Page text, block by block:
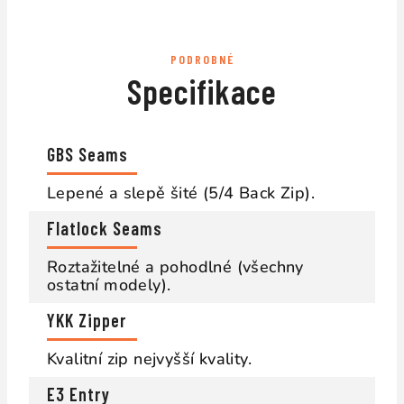
PODROBNÉ
Specifikace
GBS Seams
Lepené a slepě šité (5/4 Back Zip).
Flatlock Seams
Roztažitelné a pohodlné (všechny
ostatní modely).
YKK Zipper
Kvalitní zip nejvyšší kvality.
E3 Entry